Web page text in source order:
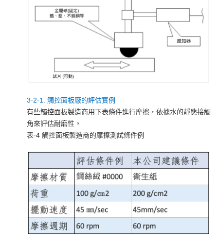
3-2-1. 觸控面板廠的評估實例
有些觸控面板製造商用下表條件進行摩擦，依據水的靜態接觸
角來評估耐磨性。
表-4 觸控面板製造商的摩擦測試條件例